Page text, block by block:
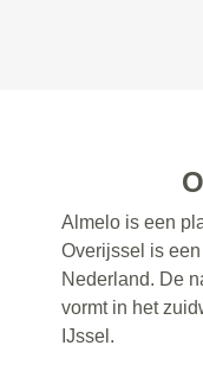
Almelo is een
Overijssel is
Nederland. De
vormt in het
IJssel.